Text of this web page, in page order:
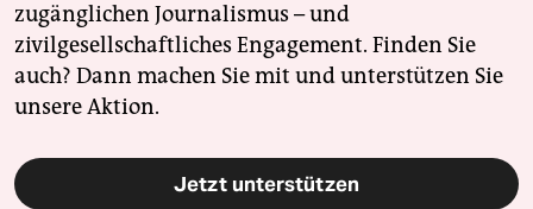
zugänglichen Journalismus – und
zivilgesellschaftliches Engagement. Finden Sie
auch? Dann machen Sie mit und unterstützen Sie
unsere Aktion.
Jetzt unterstützen